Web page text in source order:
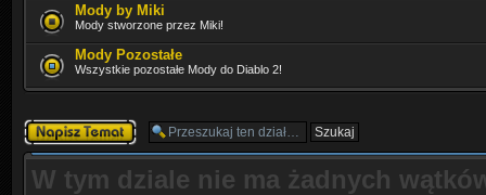
Mody by Miki
Mody stworzone przez Miki!
Mody Pozostałe
Wszystkie pozostałe Mody do Diablo 2!
Napisz wątek
W tym dziale nie ma żadnych